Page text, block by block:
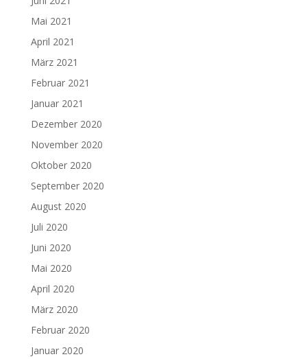
Mai 2021
April 2021
März 2021
Februar 2021
Januar 2021
Dezember 2020
November 2020
Oktober 2020
September 2020
August 2020
Juli 2020
Juni 2020
Mai 2020
April 2020
März 2020
Februar 2020
Januar 2020